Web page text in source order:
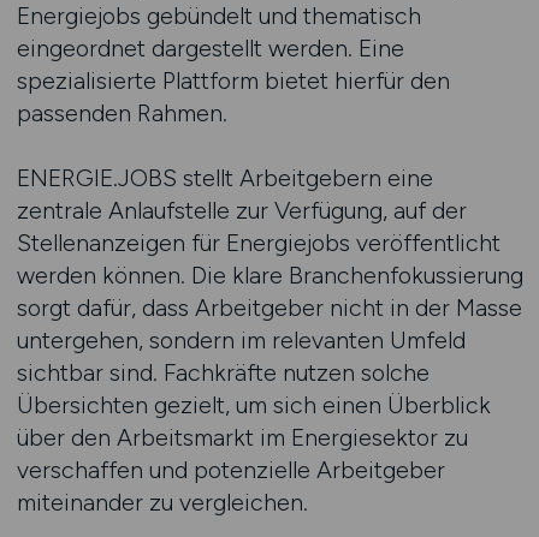
Energiejobs gebündelt und thematisch
eingeordnet dargestellt werden. Eine
spezialisierte Plattform bietet hierfür den
passenden Rahmen.
ENERGIE.JOBS stellt Arbeitgebern eine
zentrale Anlaufstelle zur Verfügung, auf der
Stellenanzeigen für Energiejobs veröffentlicht
werden können. Die klare Branchenfokussierung
sorgt dafür, dass Arbeitgeber nicht in der Masse
untergehen, sondern im relevanten Umfeld
sichtbar sind. Fachkräfte nutzen solche
Übersichten gezielt, um sich einen Überblick
über den Arbeitsmarkt im Energiesektor zu
verschaffen und potenzielle Arbeitgeber
miteinander zu vergleichen.